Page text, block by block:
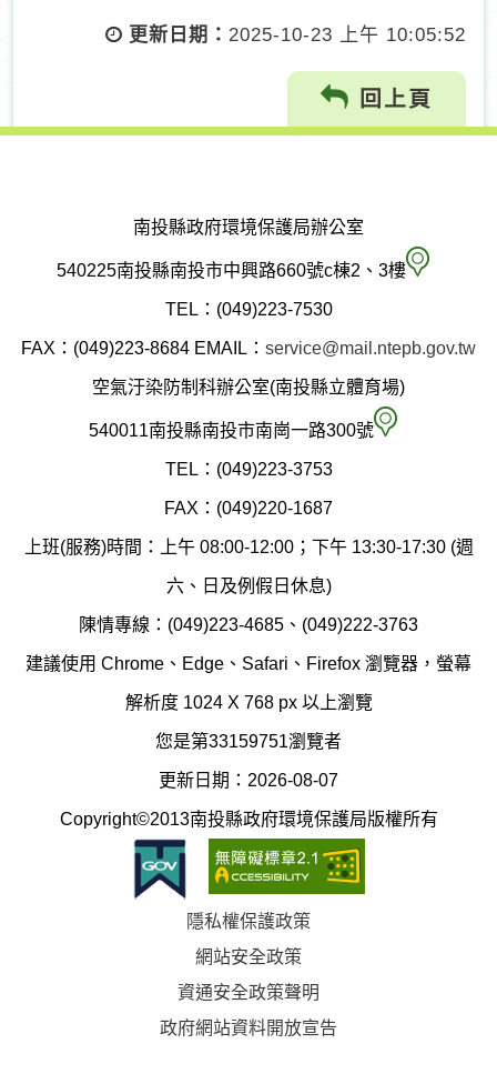
更新日期： 2025-10-23 上午 10:05:52
回上頁
南投縣政府環境保護局辦公室
540225南投縣南投市中興路660號c棟2、3樓 南
縣
保
局
圖
TEL：(049)223-7530
FAX：(049)223-8684 EMAIL： service@mail.ntepb.gov.tw
空氣汙染防制科辦公室(南投縣立體育場)
540011南投縣南投市南崗一路300號 空
染
制
科
(南
TEL：(049)223-3753
FAX：(049)220-1687
上班(服務)時間：上午 08:00-12:00；下午 13:30-17:30 (週
六、日及例假日休息)
陳情專線：(049)223-4685、(049)222-3763
建議使用 Chrome、Edge、Safari、Firefox 瀏覽器，螢幕
解析度 1024 X 768 px 以上瀏覽
您是第33159751瀏覽者
更新日期：2026-08-07
Copyright©2013南投縣政府環境保護局版權所有
隱私權保護政策
網站安全政策
資通安全政策聲明
政府網站資料開放宣告